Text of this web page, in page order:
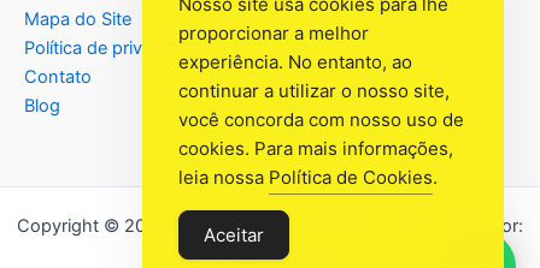
Mapa do Site
Política de privacidade
Contato
Blog
Copyright © 2026 Assistência Têcnica Eletro Lar | Criado por:
Industrial Web
proporcionar a melhor
experiência. No entanto, ao
continuar a utilizar o nosso site,
você concorda com nosso uso de
cookies. Para mais informações,
leia nossa Política de Cookies.
Aceitar